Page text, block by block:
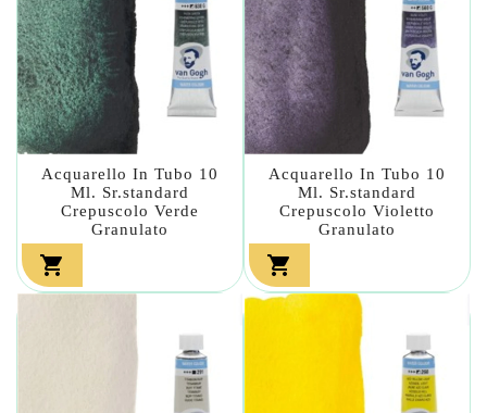
Acquarello In Tubo 10
Ml. Sr.standard
Crepuscolo Verde
Granulato

Acquarello In Tubo 10
Ml. Sr.standard
Crepuscolo Violetto
Granulato
